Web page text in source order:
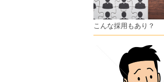
こんな採用もあり？